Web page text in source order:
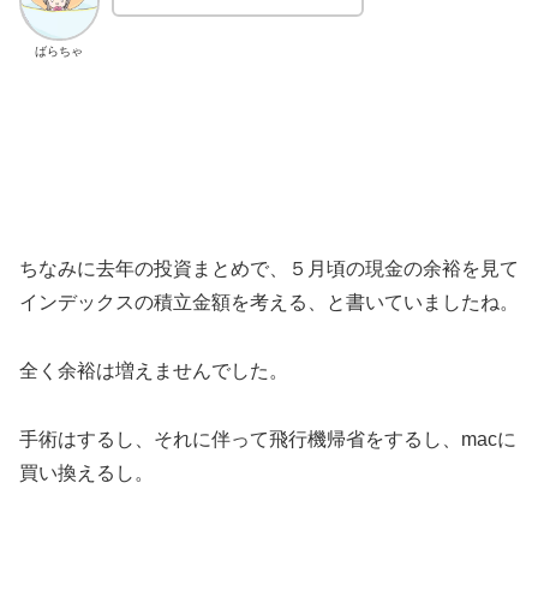
ばらちゃ
ちなみに去年の投資まとめで、５月頃の現金の余裕を見て
インデックスの積立金額を考える、と書いていましたね。
全く余裕は増えませんでした。
手術はするし、それに伴って飛行機帰省をするし、macに
買い換えるし。